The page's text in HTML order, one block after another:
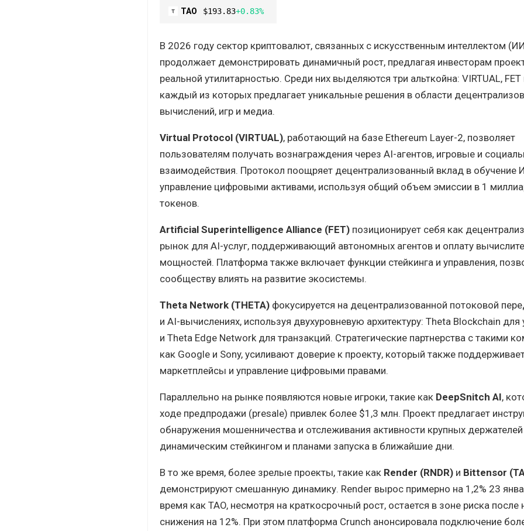
TAO $193.83+0.83%
В 2026 году сектор криптовалют, связанных с искусственным интеллектом
продолжает демонстрировать динамичный рост, предлагая инвесторам
реальной утилитарностью. Среди них выделяются три альткойна: VIRTUAL, FET
каждый из которых предлагает уникальные решения в области
вычислений, игр и медиа.
Virtual Protocol (VIRTUAL), работающий на базе Ethereum Layer-2, позволяет
пользователям получать вознаграждения через AI-агентов, игровые и
взаимодействия. Протокол поощряет децентрализованный вклад в обучение
управление цифровыми активами, используя общий объем эмиссии в 1
токенов.
Artificial Superintelligence Alliance (FET) позиционирует себя как
рынок для AI-услуг, поддерживающий автономных агентов и оплату
мощностей. Платформа также включает функции стейкинга и управления,
сообществу влиять на развитие экосистемы.
Theta Network (THETA) фокусируется на децентрализованной потоковой
и AI-вычислениях, используя двухуровневую архитектуру: Theta Blockchain для
и Theta Edge Network для транзакций. Стратегические партнерства с такими
как Google и Sony, усиливают доверие к проекту, который также
маркетплейсы и управление цифровыми правами.
Параллельно на рынке появляются новые игроки, такие как DeepSnitch AI,
ходе предпродажи (presale) привлек более $1,3 млн. Проект предлагает
обнаружения мошенничества и отслеживания активности крупных держателей
динамическим стейкингом и планами запуска в ближайшие дни.
В то же время, более зрелые проекты, такие как Render (RNDR) и Bittensor
демонстрируют смешанную динамику. Render вырос примерно на 1,2% 23
время как TAO, несмотря на краткосрочный рост, остается в зоне риска после
снижения на 12%. При этом платформа Crunch анонсировала подключение